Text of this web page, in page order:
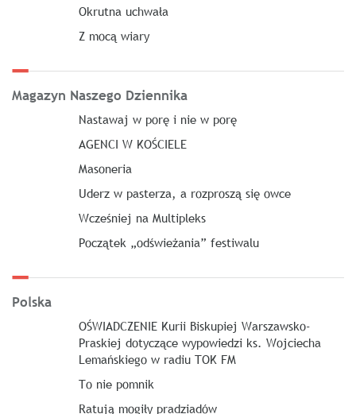
Okrutna uchwała
Z mocą wiary
Magazyn Naszego Dziennika
Nastawaj w porę i nie w porę
AGENCI W KOŚCIELE
Masoneria
Uderz w pasterza, a rozproszą się owce
Wcześniej na Multipleks
Początek „odświeżania” festiwalu
Polska
OŚWIADCZENIE Kurii Biskupiej Warszawsko-
Praskiej dotyczące wypowiedzi ks. Wojciecha
Lemańskiego w radiu TOK FM
To nie pomnik
Ratują mogiły pradziadów